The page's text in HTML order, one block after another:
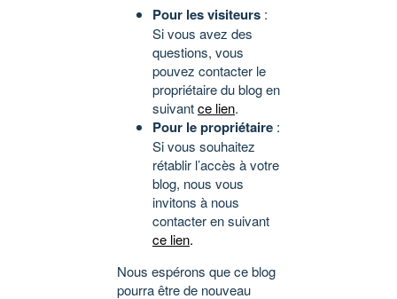
Pour les visiteurs :
Si vous avez des
questions, vous
pouvez contacter le
propriétaire du blog en
suivantce lien.
Pour le propriétaire :
Si vous souhaitez
rétablir l’accès à votre
blog, nous vous
invitons à nous
contacter en suivant
ce lien.
Nous espérons que ce blog
pourra être de nouveau